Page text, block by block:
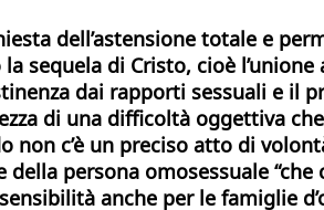
dell’astensione totale e
di Cristo, cioè
dai rapporti sessuali e il
di una difficoltà oggettiva
c’è un preciso atto di
persona omosessuale “che
anche per le famiglie